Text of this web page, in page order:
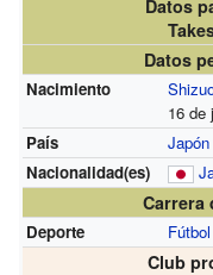
Datos
Datos
Nacimiento
16 de
País
Japón
Nacionalidad(es)
Carrera
Deporte Fútbol
Club